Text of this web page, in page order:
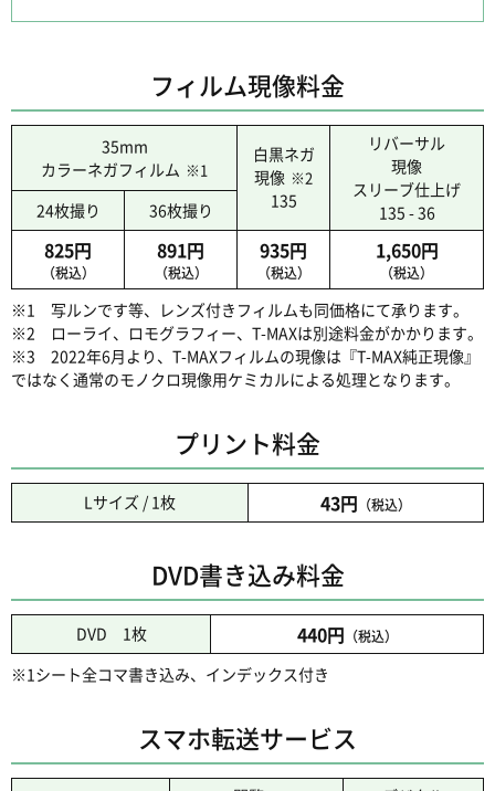
フィルム現像料金
35mm
カラーネガフィルム ※1
白黒ネガ
現像 ※2
135
リバーサル
現像
スリーブ仕上げ
135 - 36
24枚撮り 36枚撮り
825円
（税込）
891円
（税込）
935円
（税込）
1,650円
（税込）
※1 写ルンです等、レンズ付きフィルムも同価格にて承ります。
※2 ローライ、ロモグラフィー、T-MAXは別途料金がかかります。
※3 2022年6月より、T-MAXフィルムの現像は『T-MAX純正現像』
ではなく通常のモノクロ現像用ケミカルによる処理となります。
プリント料金
Lサイズ / 1枚 43円 （税込）
DVD書き込み料金
DVD 1枚 440円 （税込）
※1シート全コマ書き込み、インデックス付き
スマホ転送サービス